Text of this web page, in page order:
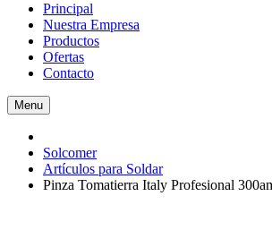
Principal
Nuestra Empresa
Productos
Ofertas
Contacto
Menu
Solcomer
Artículos para Soldar
Pinza Tomatierra Italy Profesional